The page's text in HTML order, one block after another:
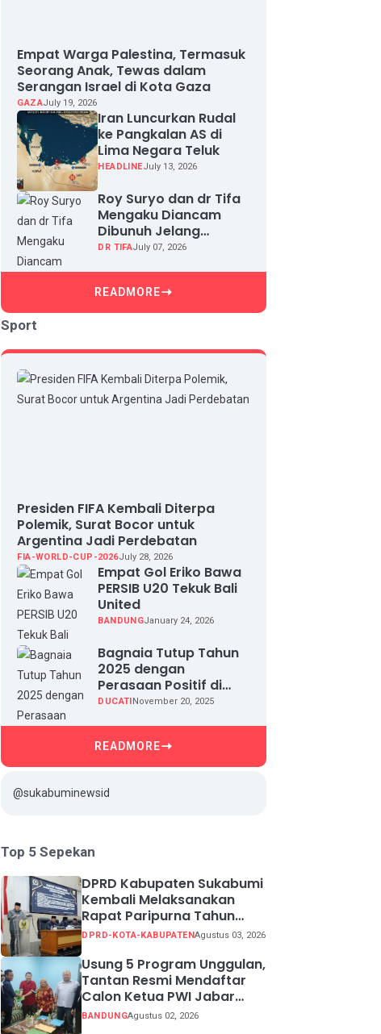
Empat Warga Palestina, Termasuk
Seorang Anak, Tewas dalam
Serangan Israel di Kota Gaza
GAZAJuly 19, 2026
Iran Luncurkan Rudal
ke Pangkalan AS di
Lima Negara Teluk
HEADLINEJuly 13, 2026
Roy Suryo dan dr Tifa
Mengaku Diancam
Dibunuh Jelang
Sidang, Klaim Ada
DR TIFAJuly 07, 2026
READMORE
Sport
Presiden FIFA Kembali Diterpa
Polemik, Surat Bocor untuk
Argentina Jadi Perdebatan
FIA-WORLD-CUP-2026July 28, 2026
Empat Gol Eriko Bawa
PERSIB U20 Tekuk Bali
United
BANDUNGJanuary 24, 2026
Bagnaia Tutup Tahun
2025 dengan
Perasaan Positif di
Valencia Test
DUCATINovember 20, 2025
READMORE
@sukabuminewsid
Top 5 Sepekan
DPRD Kabupaten Sukabumi
Kembali Melaksanakan
Rapat Paripurna Tahun
Sidang 2026
DPRD-KOTA-KABUPATENAgustus 03, 2026
Usung 5 Program Unggulan,
Tantan Resmi Mendaftar
Calon Ketua PWI Jabar
2026-2031
BANDUNGAgustus 02, 2026